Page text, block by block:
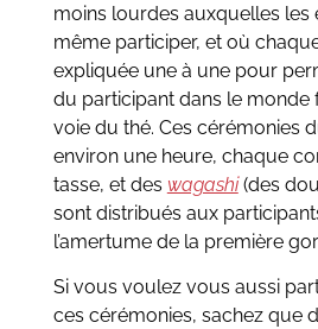
moins lourdes auxquelles les
même participer, et où
expliquée une à une pour
du participant dans le monde
voie du thé. Ces cérémonies
environ une heure, chaque
tasse, et des wagashi(des
sont distribués aux
l’amertume de la première
Si vous voulez vous aussi
ces cérémonies, sachez que